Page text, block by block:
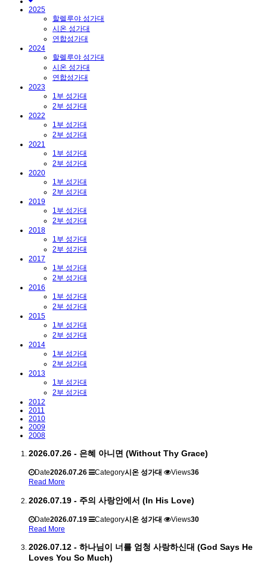
2025
할렐루야 성가대
시온 성가대
연합성가대
2024
할렐루야 성가대
시온 성가대
연합성가대
2023
1부 성가대
2부 성가대
2022
1부 성가대
2부 성가대
2021
1부 성가대
2부 성가대
2020
1부 성가대
2부 성가대
2019
1부 성가대
2부 성가대
2018
1부 성가대
2부 성가대
2017
1부 성가대
2부 성가대
2016
1부 성가대
2부 성가대
2015
1부 성가대
2부 성가대
2014
1부 성가대
2부 성가대
2013
1부 성가대
2부 성가대
2012
2011
2010
2009
2008
2026.07.26 - 은혜 아니면 (Without Thy Grace)
Date2026.07.26 Category시온 성가대 Views36
Read More
2026.07.19 - 주의 사랑안에서 (In His Love)
Date2026.07.19 Category시온 성가대 Views30
Read More
2026.07.12 - 하나님이 너를 엄청 사랑하신대 (God Says He
Loves You So Much)